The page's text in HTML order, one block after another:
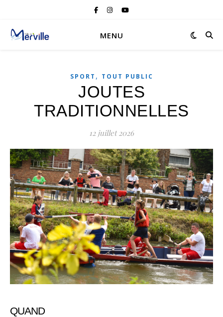
MENU
SPORT , TOUT PUBLIC
JOUTES
TRADITIONNELLES
12 juillet 2026
QUAND